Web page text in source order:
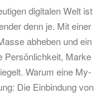
digitalen Welt ist
denn je. Mit einer
abheben und ein
Persönlichkeit, Marke
Warum eine My-
Die Einbindung von